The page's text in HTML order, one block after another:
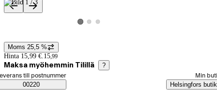
Produktbilder och videor
Visa produktbild 1
Visa produktbild 2
Visa produktbild 3
Prisinformation
Moms 25,5 %
Hinta 15,99 €. 15,99
Maksa myöhemmin Tilillä ?
Saatavuustiedot
beställningssätt
till postnummer
00220
Min
Helsingfors butik